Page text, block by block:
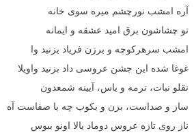
آره امشب نورچشم میره سوی خانه
تو چشاشون برق امید عشقه و ایمانه
امشب سرهرکوچه و برزن فریاد بزنید وا
غوغا شده این جشن عروسی داد بزنید واویلا
نقلو نبات، ترمه و یاس، آیینه شمعدون
ساز و صداست، بزن و بکوب چه با صفاست آه
ناز روی تازه عروس دوماد یالا اونو ببوس